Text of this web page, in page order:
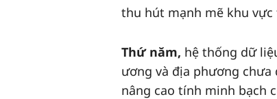
thu hút mạnh mẽ khu
Thứ năm, hệ thống dữ
ương và địa phương chưa
nâng cao tính minh bạch